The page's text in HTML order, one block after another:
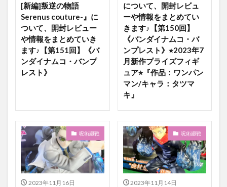
[新編]叛逆の物語
Serenus couture-』に
ついて、開封レビュー
や情報をまとめていき
ます♪【第151回】《バ
ンダイナムコ・バンプ
レスト》
について、開封レビュ
ーや情報をまとめてい
きます♪【第150回】
《バンダイナムコ・バ
ンプレスト》⭐︎2023年7
月新作プライズフィギ
ュア⭐︎『作品：ワンパン
マン/キャラ：タツマ
キ』
呪術廻戦
2023年11月16日
呪術廻戦
2023年11月14日